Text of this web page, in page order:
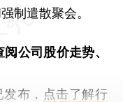
制遣散聚会。
阅公司股价走势、
布， 点击了解行